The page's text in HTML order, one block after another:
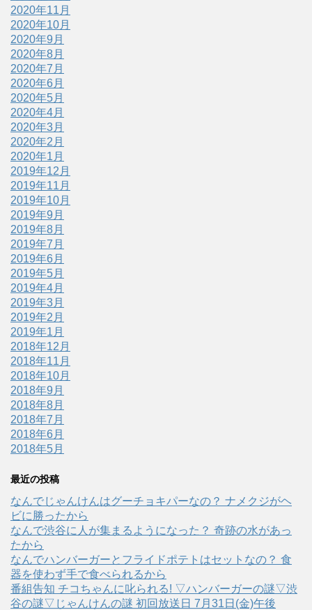
2020年11月
2020年10月
2020年9月
2020年8月
2020年7月
2020年6月
2020年5月
2020年4月
2020年3月
2020年2月
2020年1月
2019年12月
2019年11月
2019年10月
2019年9月
2019年8月
2019年7月
2019年6月
2019年5月
2019年4月
2019年3月
2019年2月
2019年1月
2018年12月
2018年11月
2018年10月
2018年9月
2018年8月
2018年7月
2018年6月
2018年5月
最近の投稿
なんでじゃんけんはグーチョキパーなの？ ナメクジがヘ
ビに勝ったから
なんで渋谷に人が集まるようになった？ 奇跡の水があっ
たから
なんでハンバーガーとフライドポテトはセットなの？ 食
器を使わず手で食べられるから
番組告知 チコちゃんに叱られる! ▽ハンバーガーの謎▽渋
谷の謎▽じゃんけんの謎 初回放送日 7月31日(金)午後